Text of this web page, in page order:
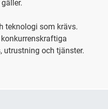
teknologi som krävs.
utrustning och tjänster.